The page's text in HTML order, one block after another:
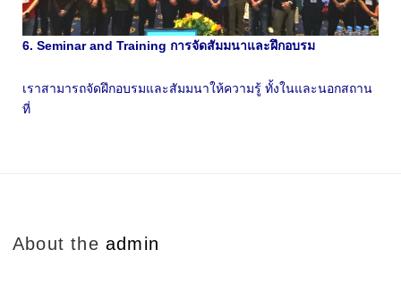
6. Seminar and Training การจัดสัมมนาและฝึกอบรม
เราสามารถจัดฝึกอบรมและสัมมนาให้ความรู้ ทั้งในและนอกสถาน
ที่
About the admin